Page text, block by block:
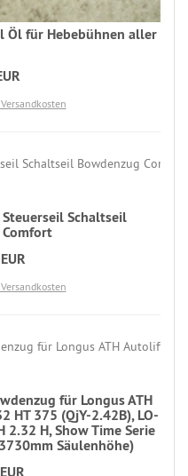
Öl für Hebebühnen aller
Schaltseil
für Longus ATH
HT 375 (QjY-2.42B), LO-
2.32 H, Show Time Serie
Säulenhöhe)